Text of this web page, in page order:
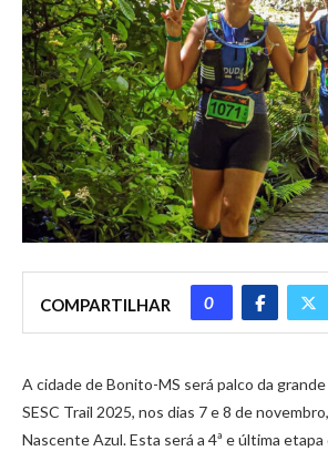
COMPARTILHAR 0
A cidade de Bonito-MS será palco da
SESC Trail 2025, nos dias 7 e 8 de
Nascente Azul. Esta será a 4ª e última